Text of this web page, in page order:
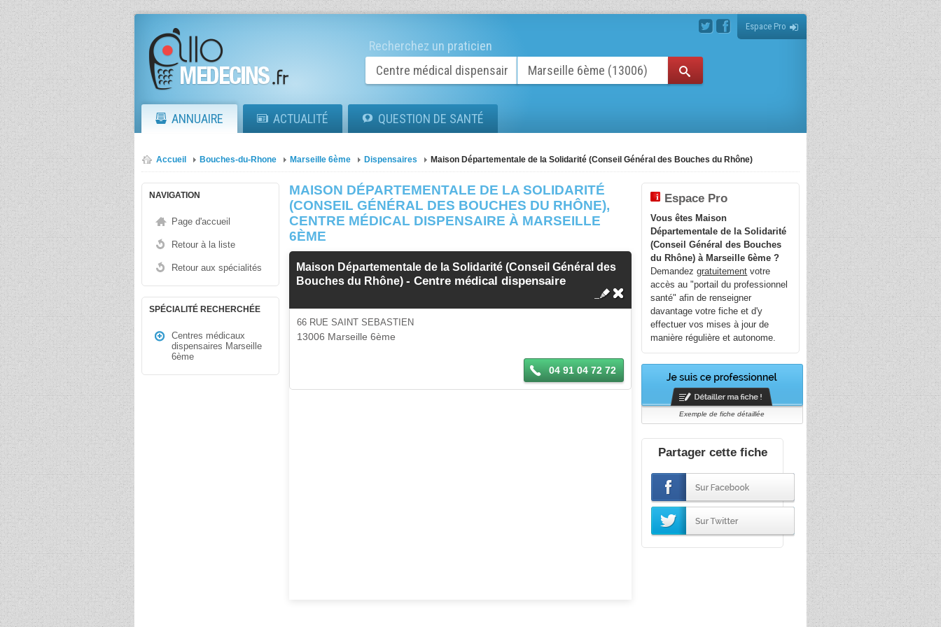
Espace Pro
Recherchez un praticien
ANNUAIRE ACTUALITÉ QUESTION DE SANTÉ
Accueil Bouches-du-Rhone Marseille 6ème Dispensaires Maison Départementale de la Solidarité (Conseil Général des Bouches du Rhône)
NAVIGATION
Page d'accueil
Retour à la liste
Retour aux spécialités
SPÉCIALITÉ RECHERCHÉE
Centres médicaux
dispensaires Marseille
6ème
MAISON DÉPARTEMENTALE DE LA SOLIDARITÉ
(CONSEIL GÉNÉRAL DES BOUCHES DU RHÔNE),
CENTRE MÉDICAL DISPENSAIRE À MARSEILLE
6ÈME
Maison Départementale de la Solidarité (Conseil Général des
Bouches du Rhône)-Centre médical dispensaire
66 RUE SAINT SEBASTIEN
13006 Marseille 6ème
04 91 04 72 72
Espace Pro
Vous êtes Maison
Départementale de la Solidarité
(Conseil Général des Bouches
du Rhône) à Marseille 6ème ?
Demandezgratuitement votre
accès au "portail du professionnel
santé" afin de renseigner
davantage votre fiche et d'y
effectuer vos mises à jour de
manière régulière et autonome.
Exemple de fiche détaillée
Partager cette fiche